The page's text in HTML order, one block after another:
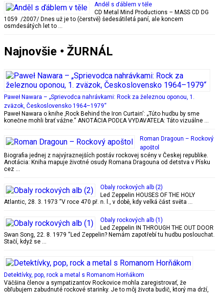
Anděl s ďáblem v těle
CD Metal Mind Productions – MASS CD DG
1059 /2007/ Dnes už je to (čerstvě) šedesátiletá paní, ale koncem
osmdesátých let to …
Najnovšie • ŽURNÁL
Paweł Nawara – „Sprievodca nahrávkami: Rock za železnou oponou, 1.
zväzok, Československo 1964–1979“
Paweł Nawara o knihe ‚Rock Behind the Iron Curtain‘: „Túto hudbu by sme
konečne mohli brať vážne.“ ANOTÁCIA PODĽA VYDAVATEĽA: Táto vizuálne …
Roman Dragoun – Rockový
apoštol
Biografia jednej z najvýraznejších postáv rockovej scény v Českej republike.
Anotácia: Kniha mapuje životné osudy Romana Dragouna od detstva v Písku
cez …
Obaly rockových alb (2)
Led Zeppelin HOUSES OF THE HOLY
Atlantic, 28. 3. 1973 “V roce 470 př. n. l., v době, kdy velká část světa …
Obaly rockových alb (1)
Led Zeppelin IN THROUGH THE OUT DOOR
Swan Song, 22. 8. 1979 “Led Zeppelin? Nemám zapotřebí tu hudbu poslouchat.
Stačí, když se …
Detektívky, pop, rock a metal s Romanom Horňákom
Väčšina členov a sympatizantov Rockovice mohla zaregistrovať, že
obľubujem zabudnuté rockové starinky. Je to môj života budič, ktorý ma drží,